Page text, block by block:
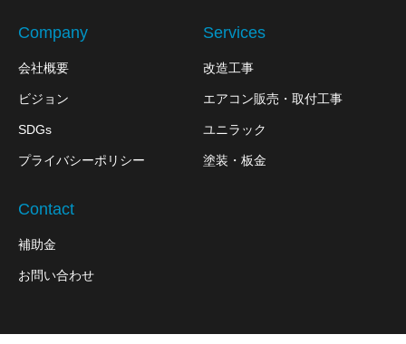
Company
会社概要
ビジョン
SDGs
プライバシーポリシー
Services
改造工事
エアコン販売・取付工事
ユニラック
塗装・板金
Contact
補助金
お問い合わせ